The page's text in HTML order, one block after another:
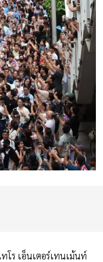
โร เอ็นเตอร์เทนเม้นท์